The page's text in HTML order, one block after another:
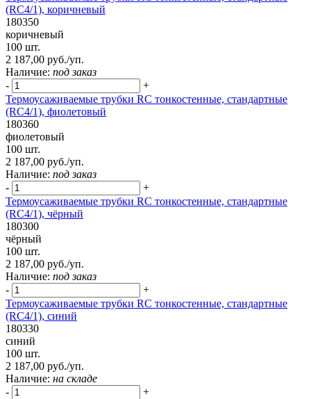
(RC4/1), коричневый
180350
коричневый
100 шт.
2 187,00 руб./уп.
Наличие: под заказ
-
+
Термоусаживаемые трубки RC тонкостенные, стандартные
(RC4/1), фиолетовый
180360
фиолетовый
100 шт.
2 187,00 руб./уп.
Наличие: под заказ
-
+
Термоусаживаемые трубки RC тонкостенные, стандартные
(RC4/1), чёрный
180300
чёрный
100 шт.
2 187,00 руб./уп.
Наличие: под заказ
-
+
Термоусаживаемые трубки RC тонкостенные, стандартные
(RC4/1), синий
180330
синий
100 шт.
2 187,00 руб./уп.
Наличие: на складе
-
+